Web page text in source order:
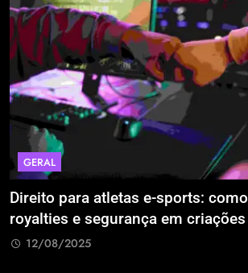
GERAL
Direito para atletas e-sports:
royalties e segurança em
12/08/2025